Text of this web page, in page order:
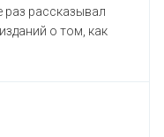
раз рассказывал
о том, как